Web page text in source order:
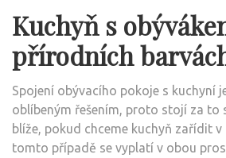
Kuchyň s
přírodních
Spojení obývacího pokoje s kuchyní
oblíbeným řešením, proto stojí za to
blíže, pokud chceme kuchyň zařídit
tomto případě se vyplatí v obou